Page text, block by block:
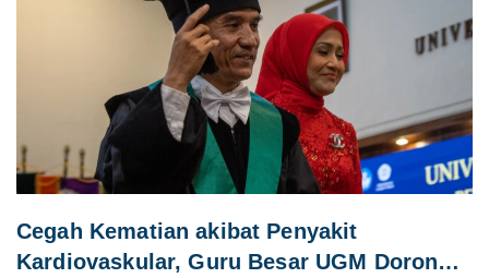
Cegah Kematian akibat Penyakit
Kardiovaskular, Guru Besar UGM Dorong